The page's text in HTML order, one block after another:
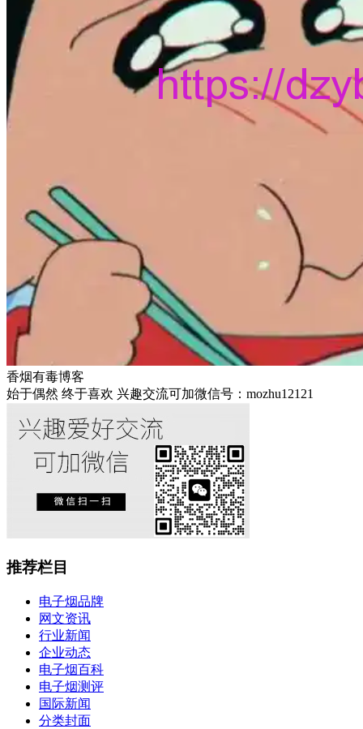
香烟有毒博客
始于偶然 终于喜欢 兴趣交流可加微信号：mozhu12121
推荐栏目
电子烟品牌
网文资讯
行业新闻
企业动态
电子烟百科
电子烟测评
国际新闻
分类封面